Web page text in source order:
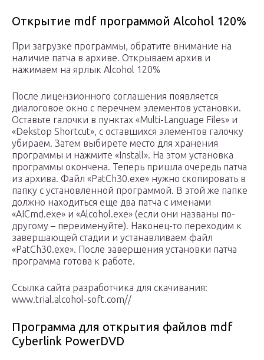
Открытие mdf программой Alcohol 120%
При загрузке программы, обратите внимание на
наличие патча в архиве. Открываем архив и
нажимаем на ярлык Alcohol 120%
После лицензионного соглашения появляется
диалоговое окно с перечнем элементов установки.
Оставьте галочки в пунктах «Multi-Language Files» и
«Dekstop Shortcut», с оставшихся элементов галочку
убираем. Затем выбирете место для хранения
программы и нажмите «Install». На этом установка
программы окончена. Теперь пришла очередь патча
из архива. Файл «PatCh30.exe» нужно скопировать в
папку с установленной программой. В этой же папке
должно находиться еще два патча с именами
«AICmd.exe» и «Alcohol.exe» (если они названы по-
другому – переименуйте). Наконец-то переходим к
завершающей стадии и устанавливаем файл
«PatCh30.exe». После завершения установки патча
программа готова к работе.
Ссылка сайта разработчика для скачивания:
www.trial.alcohol-soft.com//
Программа для открытия файлов mdf
Cyberlink PowerDVD